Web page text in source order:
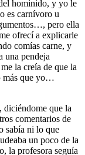
homínido, y yo le
es carnívoro u
pero ella
ofrecí a explicarle
comías carne, y
una pendeja
la creía de que la
más que yo…
que la
comentarios de
sabía ni lo que
un poco de la
la profesora seguía